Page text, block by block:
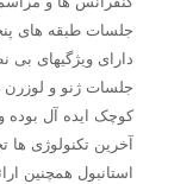
دارای ویژگیهای بی
جلسات ژنو و
کوچک ایده آل بوده
آخرین تکنولوژی
استانبول همچنین